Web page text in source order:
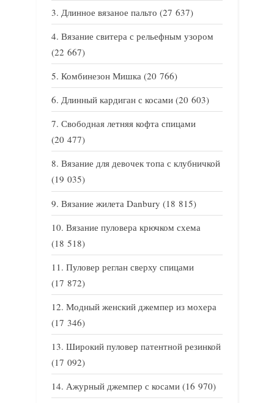
Длинное вязаное пальто (27 637)
Вязание свитера с рельефным узором
(22 667)
Комбинезон Мишка (20 766)
Длинный кардиган с косами (20 603)
Свободная летняя кофта спицами
(20 477)
Вязание для девочек топа с клубничкой
(19 035)
Вязание жилета Danbury (18 815)
Вязание пуловера крючком схема
(18 518)
Пуловер реглан сверху спицами
(17 872)
Модный женский джемпер из мохера
(17 346)
Широкий пуловер патентной резинкой
(17 092)
Ажурный джемпер с косами (16 970)